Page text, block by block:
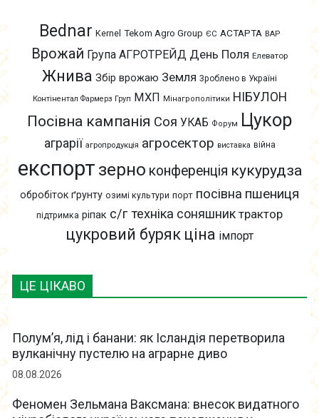
ЦЕ ЦІКАВО
Полум’я, лід і банани: як Ісландія перетворила
вулканічну пустелю на аграрне диво
08.08.2026
Феномен Зельмана Ваксмана: внесок видатного
Bednar Kernel Tekom Agro Group ЄС АСТАРТА ВАР
Врожай Група АГРОТРЕЙД День Поля Елеватор
Жнива Збір врожаю Земля Зроблено в Україні
Контінентал Фармерз Груп МХП Мінагрополітики НІБУЛОН
Посівна кампанія Соя УКАБ Форум Цукор
аграрії агропродукція агросектор виставка війна
експорт зерно конференція кукурудза
обробіток ґрунту озимі культури порт посівна пшениця
підтримка ріпак с/г техніка соняшник трактор
цукровий буряк ціна імпорт